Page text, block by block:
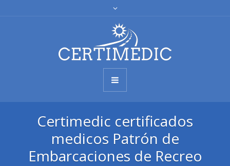
Certimedic certificados
medicos Patrón de
Embarcaciones de Recreo